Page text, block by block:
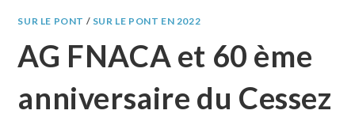
SUR LE PONT / SUR LE PONT EN 2022
AG FNACA et 60 ème
anniversaire du Cessez